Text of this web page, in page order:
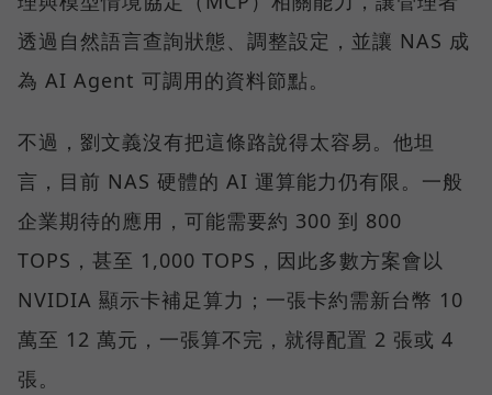
透過自然語言查詢狀態、調整設定，並讓 NAS 成
為 AI Agent 可調用的資料節點。
不過，劉文義沒有把這條路說得太容易。他坦
言，目前 NAS 硬體的 AI 運算能力仍有限。一般
企業期待的應用，可能需要約 300 到 800
TOPS，甚至 1,000 TOPS，因此多數方案會以
NVIDIA 顯示卡補足算力；一張卡約需新台幣 10
萬至 12 萬元，一張算不完，就得配置 2 張或 4
張。